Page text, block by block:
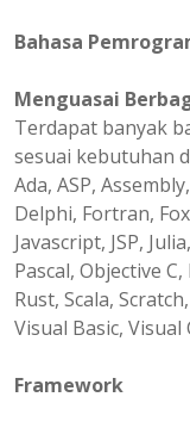
Bahasa
Menguasai
Terdapat banyak
sesuai kebutuhan
Ada, ASP,
Delphi, Fortran,
Javascript, JSP,
Pascal, Objective
Rust, Scala,
Visual Basic,
Framework